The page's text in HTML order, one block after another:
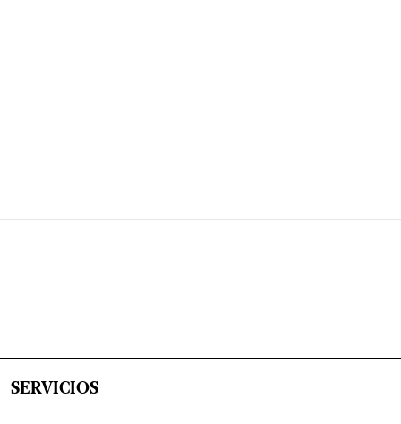
SERVICIOS